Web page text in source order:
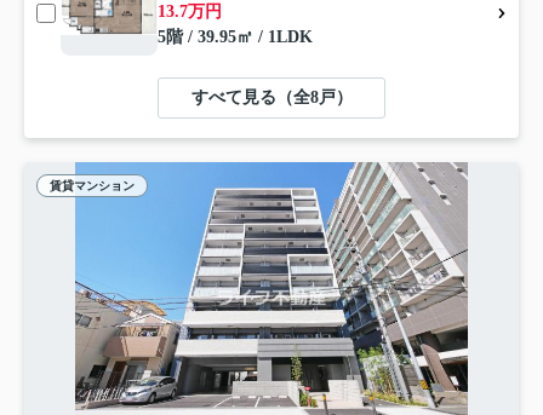
13.7万円
5階 / 39.95㎡ / 1LDK
すべて見る（全8戸）
賃貸マンション